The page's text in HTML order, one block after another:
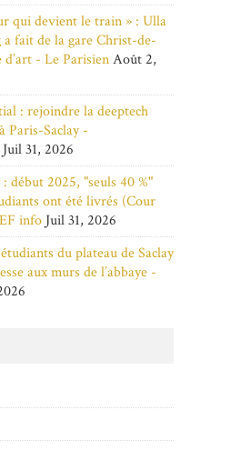
qui devient le train » : Ulla
fait de la gare Christ-de-
- Le ParisienAoût 2,
: rejoindre la deeptech
Paris-Saclay -
Juil 31, 2026
début 2025, "seuls 40 %"
ont été livrés (Cour
info Juil 31, 2026
du plateau de Saclay
aux murs de l’abbaye -